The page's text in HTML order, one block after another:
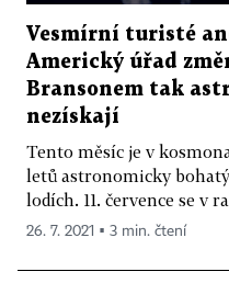
Vesmírní turisté
Americký úřad
Bransonem tak
nezískají
Tento měsíc je v
letů astronomicky
lodích. 11. července se v
26. 7. 2021 ▪ 3 min. čtení